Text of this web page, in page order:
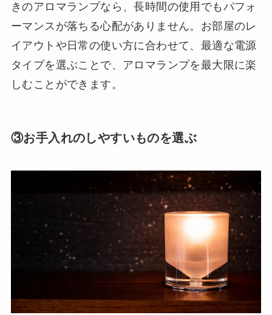
きのアロマランプなら、長時間の使用でもパフォ
ーマンスが落ちる心配がありません。お部屋のレ
イアウトや日常の使い方に合わせて、最適な電源
タイプを選ぶことで、アロマランプを最大限に楽
しむことができます。
③お手入れのしやすいものを選ぶ